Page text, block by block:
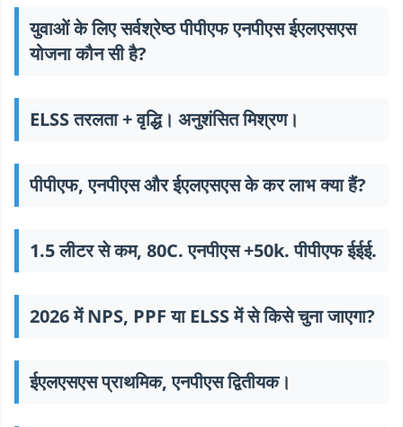
युवाओं के लिए सर्वश्रेष्ठ पीपीएफ एनपीएस ईएलएसएस
योजना कौन सी है?
ELSS तरलता + वृद्धि। अनुशंसित मिश्रण।
पीपीएफ, एनपीएस और ईएलएसएस के कर लाभ क्या हैं?
1.5 लीटर से कम, 80C. एनपीएस +50k. पीपीएफ ईईई.
2026 में NPS, PPF या ELSS में से किसे चुना जाएगा?
ईएलएसएस प्राथमिक, एनपीएस द्वितीयक।